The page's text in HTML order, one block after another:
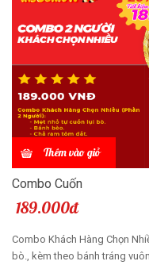
Thêm vào giỏ
Combo Cuốn
189.000đ
Combo Khách Hàng Chọn
bò., kèm theo bánh tráng